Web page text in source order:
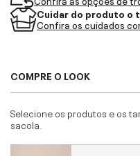
Cuidar do produto o
Confira os cuidados
COMPRE O LOOK
Selecione os produtos e os
sacola.